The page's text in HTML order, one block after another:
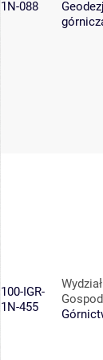
1N-088
100-IGR-
1N-455